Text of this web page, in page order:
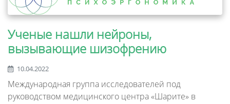
Ученые нашли нейроны,
вызывающие шизофрению
10.04.2022
Международная группа исследователей под
руководством медицинского центра «Шарите» в